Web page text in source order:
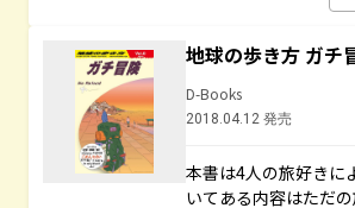
地球の歩き方 ガチ
D-Books
2018.04.12 発売
本書は4人の旅好きに
いてある内容はただの